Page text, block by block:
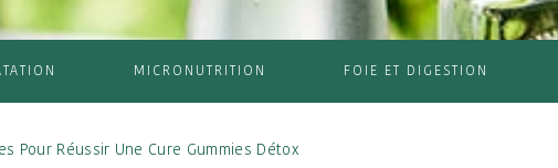
MICRONUTRITION FOIE ET DIGESTION
Pour Réussir Une Cure Gummies Détox